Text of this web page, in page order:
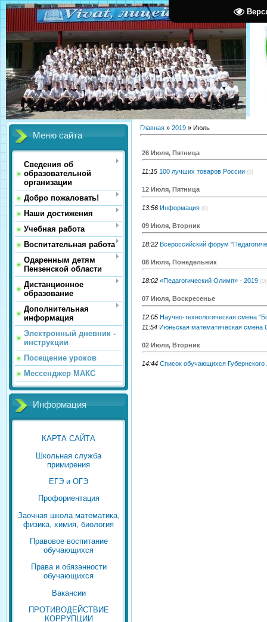
Меню сайта
Сведения об
образовательной
организации
Добро пожаловать!
Наши достижения
Учебная работа
Воспитательная работа
Одаренным детям
Пензенской области
Дистанционное
образование
Дополнительная
информация
Электронный дневник -
инструкции
Посещение уроков
Мессенджер МАКС
Информация
КАРТА САЙТА
Школьная служба
примирения
ЕГЭ и ОГЭ
Профориентация
Заочная школа математика,
физика, химия, биология
Правовое воспитание
обучающихся
Права и обязанности
обучающихся
Вакансии
ПРОТИВОДЕЙСТВИЕ
КОРРУПЦИИ
Главная » 2019 » Июль
26 Июля, Пятница
11:15 100 лучших товаров России (0)
12 Июля, Пятница
13:56 Информация (0)
09 Июля, Вторник
18:22 Всероссийский форум
08 Июля, Понедельник
18:02 «Педагогический Олимп» - 2019 (0)
07 Июля, Воскресенье
12:05 Научно-технологическая смена
11:54 Июньская математическая смена
02 Июля, Вторник
14:44 Список обучающихся